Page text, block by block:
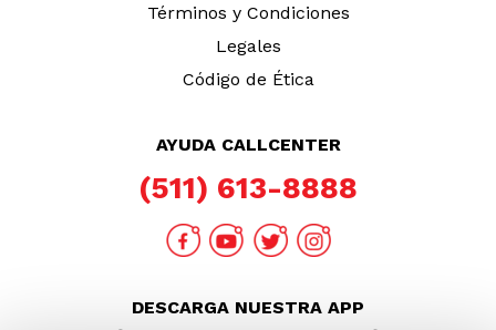
Términos y Condiciones
Legales
Código de Ética
AYUDA CALLCENTER
(511) 613-8888
DESCARGA NUESTRA APP